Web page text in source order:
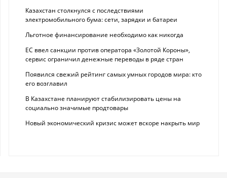
Казахстан столкнулся с последствиями
электромобильного бума: сети, зарядки и батареи
Льготное финансирование необходимо как никогда
ЕС ввел санкции против оператора «Золотой Короны»,
сервис ограничил денежные переводы в ряде стран
Появился свежий рейтинг самых умных городов мира: кто
его возглавил
В Казахстане планируют стабилизировать цены на
социально значимые продтовары
Новый экономический кризис может вскоре накрыть мир